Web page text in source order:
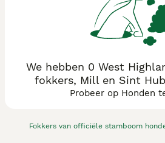
Fokkers van officiële stamboom
We hebben 0 West
fokkers, Mill en Sint
Probeer op Honden